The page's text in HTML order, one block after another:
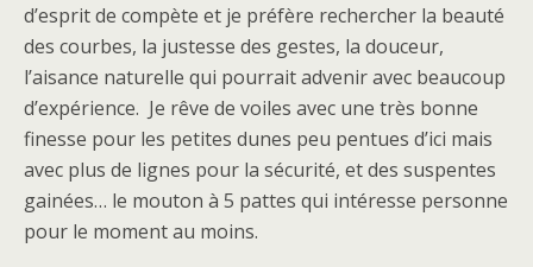
d’esprit de compète et je préfère rechercher la beauté
des courbes, la justesse des gestes, la douceur,
l’aisance naturelle qui pourrait advenir avec beaucoup
d’expérience. Je rêve de voiles avec une très bonne
finesse pour les petites dunes peu pentues d’ici mais
avec plus de lignes pour la sécurité, et des suspentes
gainées… le mouton à 5 pattes qui intéresse personne
pour le moment au moins.